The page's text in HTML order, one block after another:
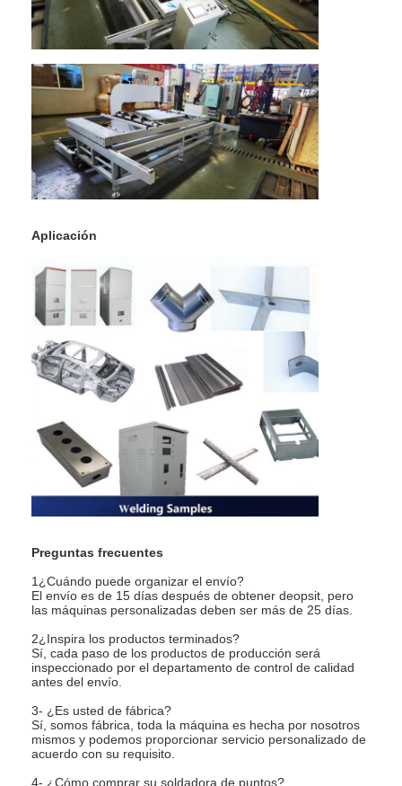
Aplicación
Preguntas frecuentes
1¿Cuándo puede organizar el envío?
El envío es de 15 días después de obtener deopsit, pero
las máquinas personalizadas deben ser más de 25 días.
2¿Inspira los productos terminados?
Sí, cada paso de los productos de producción será
inspeccionado por el departamento de control de calidad
antes del envío.
3- ¿Es usted de fábrica?
Sí, somos fábrica, toda la máquina es hecha por nosotros
mismos y podemos proporcionar servicio personalizado de
acuerdo con su requisito.
4- ¿Cómo comprar su soldadora de puntos?